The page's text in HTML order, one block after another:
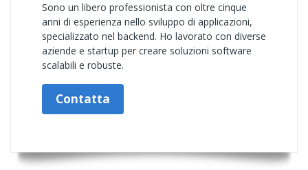
Sono un libero professionista con oltre cinque
anni di esperienza nello sviluppo di applicazioni,
specializzato nel backend. Ho lavorato con diverse
aziende e startup per creare soluzioni software
scalabili e robuste.
Contatta